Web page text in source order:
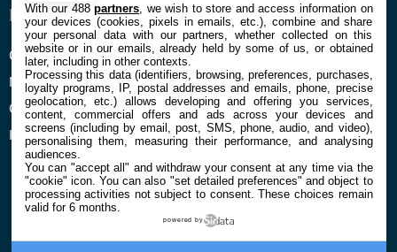
ENTREPRISE
Qui sommes nous
Mentions légales et CGU
Confidentialité et Cookies
Préférences cookies
À PROPOS
La rédaction
Contact
With our 488partners , we wish to store and access information on
your devices (cookies, pixels in emails, etc.), combine and share
your personal data with our partners, whether collected on this
website or in our emails, already held by some of us, or obtained
later, including in other contexts.
Processing this data (identifiers, browsing, preferences, purchases,
loyalty programs, IP, postal addresses and emails, phone, precise
geolocation, etc.) allows developing and offering you services,
content, commercial offers and ads across your devices and
screens (including by email, post, SMS, phone, audio, and video),
personalising them, measuring their performance, and analysing
audiences.
You can "accept all" and withdraw your consent at any time via the
"cookie" icon. You can also "set detailed preferences" and object to
processing activities not subject to consent. These choices remain
valid for 6 months.
powered by